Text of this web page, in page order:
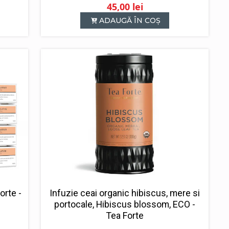
45,00 lei
ADAUGĂ ÎN COȘ
-
Infuzie ceai organic hibiscus, mere si
portocale, Hibiscus blossom, ECO -
Tea Forte